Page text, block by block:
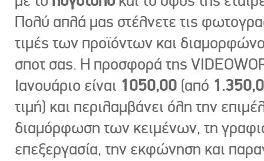
Πολύ απλά μας στέλνετε τις
τιμές των προϊόντων και
σποτ σας. Η προσφορά της
Ιανουάριο είναι 1050,00 (από
τιμή) και περιλαμβάνει όλη την
διαμόρφωση των κειμένων, τη
επεξεργασία, την εκφώνηση και